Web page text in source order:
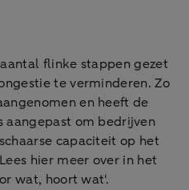
flinke stappen gezet
te verminderen. Zo
en heeft de
aangepast om bedrijven
capaciteit op het
hier meer over in het
wat, hoort wat'.